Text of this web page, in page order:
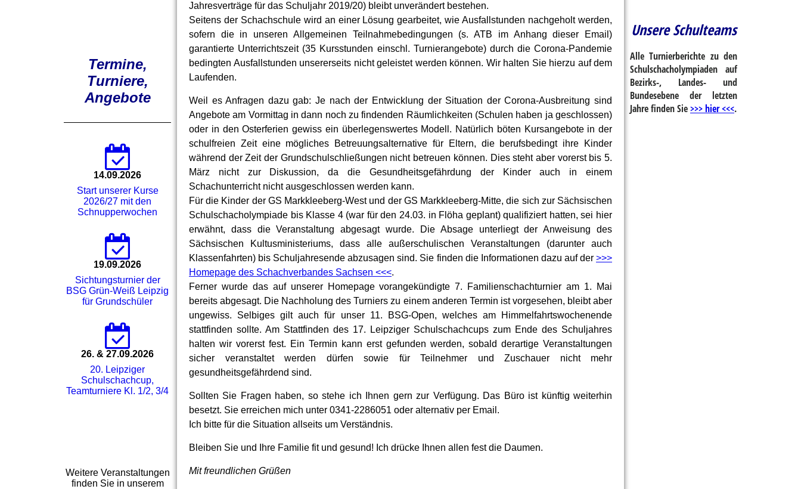
Jahresverträge für das Schuljahr 2019/20) bleibt unverändert bestehen.
Seitens der Schachschule wird an einer Lösung gearbeitet, wie Ausfallstunden nachgeholt werden,
sofern die in unseren Allgemeinen Teilnahmebedingungen (s. ATB im Anhang dieser Email)
garantierte Unterrichtszeit (35 Kursstunden einschl. Turnierangebote) durch die Corona-Pandemie
bedingten Ausfallstunden unsererseits nicht geleistet werden können. Wir halten Sie hierzu auf dem
Laufenden.
Weil es Anfragen dazu gab: Je nach der Entwicklung der Situation der Corona-Ausbreitung sind
Angebote am Vormittag in dann noch zu findenden Räumlichkeiten (Schulen haben ja geschlossen)
oder in den Osterferien gewiss ein überlegenswertes Modell. Natürlich böten Kursangebote in der
schulfreien Zeit eine mögliches Betreuungsalternative für Eltern, die berufsbedingt ihre Kinder
während der Zeit der Grundschulschließungen nicht betreuen können. Dies steht aber vorerst bis 5.
März nicht zur Diskussion, da die Gesundheitsgefährdung der Kinder auch in einem
Schachunterricht nicht ausgeschlossen werden kann.
Für die Kinder der GS Markkleeberg-West und der GS Markkleeberg-Mitte, die sich zur Sächsischen
Schulschacholympiade bis Klasse 4 (war für den 24.03. in Flöha geplant) qualifiziert hatten, sei hier
erwähnt, dass die Veranstaltung abgesagt wurde. Die Absage unterliegt der Anweisung des
Sächsischen Kultusministeriums, dass alle außerschulischen Veranstaltungen (darunter auch
Klassenfahrten) bis Schuljahresende abzusagen sind. Sie finden die Informationen dazu auf der >>>
Homepage des Schachverbandes Sachsen <<<.
Ferner wurde das auf unserer Homepage vorangekündigte 7. Familienschachturnier am 1. Mai
bereits abgesagt. Die Nachholung des Turniers zu einem anderen Termin ist vorgesehen, bleibt aber
ungewiss. Selbiges gilt auch für unser 11. BSG-Open, welches am Himmelfahrtswochenende
stattfinden sollte. Am Stattfinden des 17. Leipziger Schulschachcups zum Ende des Schuljahres
halten wir vorerst fest. Ein Termin kann erst gefunden werden, sobald derartige Veranstaltungen
sicher veranstaltet werden dürfen sowie für Teilnehmer und Zuschauer nicht mehr
gesundheitsgefährdend sind.
Sollten Sie Fragen haben, so stehe ich Ihnen gern zur Verfügung. Das Büro ist künftig weiterhin
besetzt. Sie erreichen mich unter 0341-2286051 oder alternativ per Email.
Ich bitte für die Situation allseits um Verständnis.
Bleiben Sie und Ihre Familie fit und gesund! Ich drücke Ihnen allen fest die Daumen.
Mit freundlichen Grüßen
Termine,
Turniere,
Angebote
14.09.2026
Start unserer Kurse
2026/27 mit den
Schnupperwochen
19.09.2026
Sichtungsturnier der
BSG Grün-Weiß Leipzig
für Grundschüler
26. & 27.09.2026
20. Leipziger
Schulschachcup,
Teamturniere Kl. 1/2, 3/4
Weitere Veranstaltungen
finden Sie in unserem
Unsere Schulteams
Alle Turnierberichte zu den
Schulschacholympiaden auf
Bezirks-, Landes- und
Bundesebene der letzten
Jahre finden Sie>>> hier <<<.